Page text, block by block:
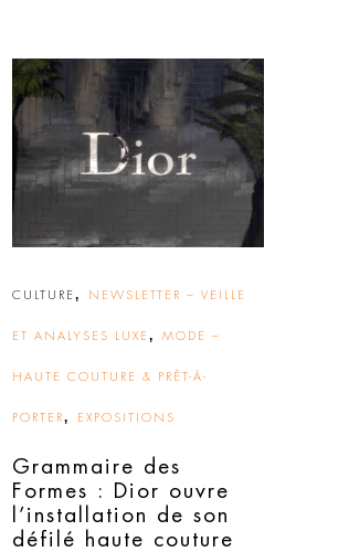
CULTURE , NEWSLETTER – VEILLE
ET ANALYSES LUXE , MODE –
HAUTE COUTURE & PRÊT-À-
PORTER, EXPOSITIONS
Grammaire des
Formes : Dior ouvre
l’installation de son
défilé haute couture